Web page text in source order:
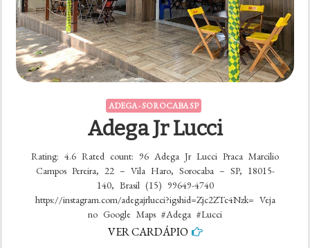
ADEGA - SOROCABA SP
Adega Jr Lucci
Rating: 4.6 Rated count: 96 Adega Jr Lucci Praca Marcilio
Campos Pereira, 22 – Vila Haro, Sorocaba – SP, 18015-
140, Brasil (15) 99649-4740
https://instagram.com/adegajrlucci?igshid=Zjc2ZTc4Nzk= Veja
no Google Maps #Adega #Lucci
VER CARDÁPIO